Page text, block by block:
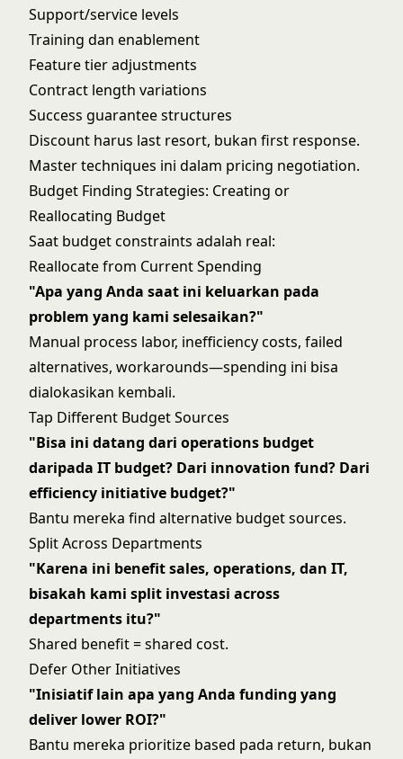
Support/service levels
Training dan enablement
Feature tier adjustments
Contract length variations
Success guarantee structures
Discount harus last resort, bukan first response.
Master techniques ini dalam pricing negotiation.
Budget Finding Strategies: Creating or
Reallocating Budget
Saat budget constraints adalah real:
Reallocate from Current Spending
"Apa yang Anda saat ini keluarkan pada
problem yang kami selesaikan?"
Manual process labor, inefficiency costs, failed
alternatives, workarounds—spending ini bisa
dialokasikan kembali.
Tap Different Budget Sources
"Bisa ini datang dari operations budget
daripada IT budget? Dari innovation fund? Dari
efficiency initiative budget?"
Bantu mereka find alternative budget sources.
Split Across Departments
"Karena ini benefit sales, operations, dan IT,
bisakah kami split investasi across
departments itu?"
Shared benefit = shared cost.
Defer Other Initiatives
"Inisiatif lain apa yang Anda funding yang
deliver lower ROI?"
Bantu mereka prioritize based pada return, bukan